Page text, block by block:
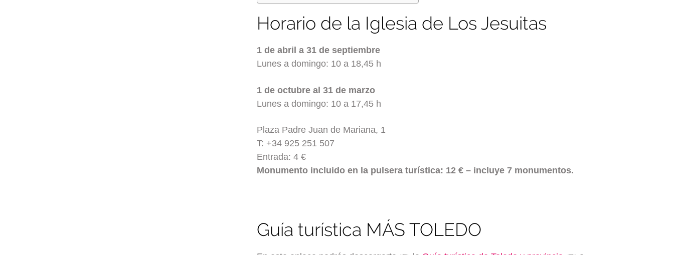
Horario de la Iglesia de Los Jesuitas
1 de abril a 31 de septiembre
Lunes a domingo: 10 a 18,45 h
1 de octubre al 31 de marzo
Lunes a domingo: 10 a 17,45 h
Plaza Padre Juan de Mariana, 1
T: +34 925 251 507
Entrada: 4 €
Monumento incluido en la pulsera turística: 12 € – incluye 7 monumentos.
Guía turística MÁS TOLEDO